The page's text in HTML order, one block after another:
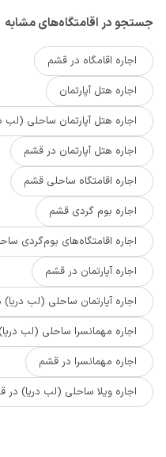
جستجو در اقامتگاه‌های مشابه
اجاره اقامگاه در قشم
اجاره هتل آپارتمان
اجاره هتل آپارتمان ساحلی (لب
اجاره هتل آپارتمان در قشم
اجاره اقامتگاه ساحلی قشم
اجاره بوم گردی قشم
اجاره اقامتگاه‌های بوم‌گردی
اجاره آپارتمان در قشم
اجاره آپارتمان ساحلی (لب
اجاره مهمانسرا ساحلی (لب
اجاره مهمانسرا در قشم
اجاره ویلا ساحلی (لب دریا) در